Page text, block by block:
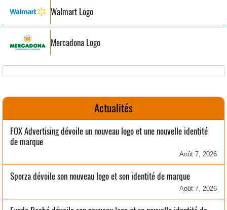
Walmart Logo
Mercadona Logo
Actualités
FOX Advertising dévoile un nouveau logo et une nouvelle identité
de marque
Août 7, 2026
Sporza dévoile son nouveau logo et son identité de marque
Août 7, 2026